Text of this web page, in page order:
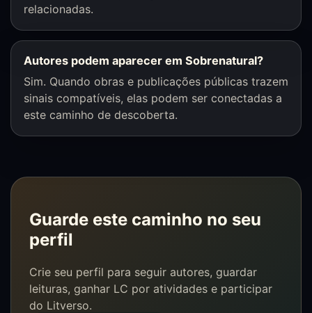
relacionadas.
Autores podem aparecer em Sobrenatural?
Sim. Quando obras e publicações públicas trazem
sinais compatíveis, elas podem ser conectadas a
este caminho de descoberta.
Guarde este caminho no seu
perfil
Crie seu perfil para seguir autores, guardar
leituras, ganhar LC por atividades e participar
do Litverso.